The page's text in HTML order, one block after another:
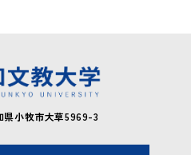
県小牧市大草5969-3